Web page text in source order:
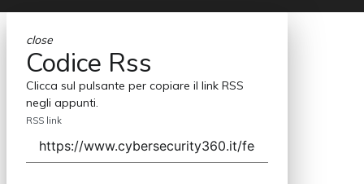
close
Codice Rss
Clicca sul pulsante per copiare il link RSS
negli appunti.
RSS link